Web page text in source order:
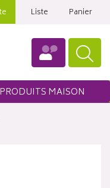
Liste Panier
PRODUITS MAISON